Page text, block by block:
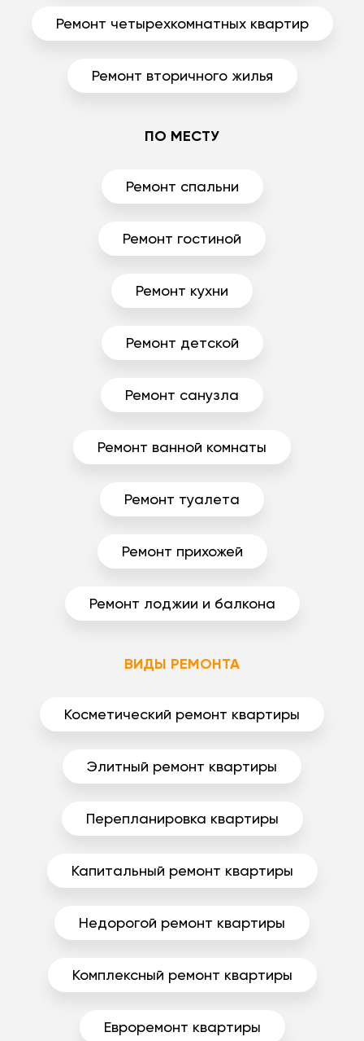
Ремонт четырехкомнатных квартир
Ремонт вторичного жилья
ПО МЕСТУ
Ремонт спальни
Ремонт гостиной
Ремонт кухни
Ремонт детской
Ремонт санузла
Ремонт ванной комнаты
Ремонт туалета
Ремонт прихожей
Ремонт лоджии и балкона
ВИДЫ РЕМОНТА
Косметический ремонт квартиры
Элитный ремонт квартиры
Перепланировка квартиры
Капитальный ремонт квартиры
Недорогой ремонт квартиры
Комплексный ремонт квартиры
Евроремонт квартиры